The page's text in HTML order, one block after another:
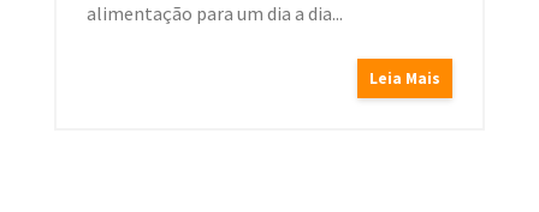
alimentação para um dia a dia...
Leia Mais